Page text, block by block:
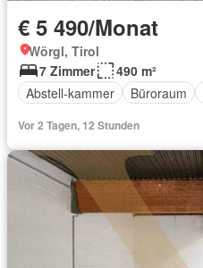
€ 5 490/Monat
Wörgl, Tirol
7 Zimmer
490 m²
Abstell-kammer
Büroraum
Vor 2 Tagen, 12 Stunden